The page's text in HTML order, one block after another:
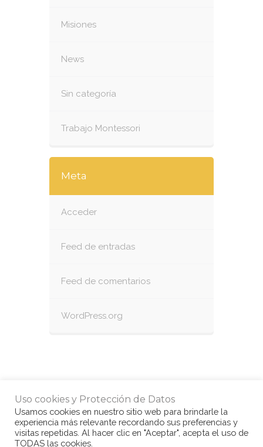
Misiones
News
Sin categoría
Trabajo Montessori
Meta
Acceder
Feed de entradas
Feed de comentarios
WordPress.org
NEXT
Uso cookies y Protección de Datos
Usamos cookies en nuestro sitio web para brindarle la
experiencia más relevante recordando sus preferencias y
visitas repetidas. Al hacer clic en "Aceptar", acepta el uso de
TODAS las cookies.